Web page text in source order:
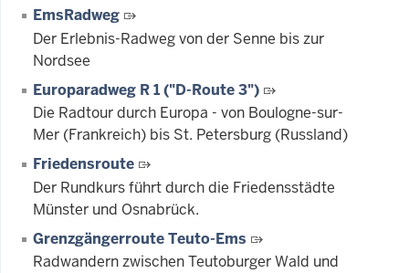
EmsRadweg
Der Erlebnis-Radweg von der Senne bis zur
Nordsee
Europaradweg R 1 ("D-Route 3")
Die Radtour durch Europa - von Boulogne-sur-
Mer (Frankreich) bis St. Petersburg (Russland)
Friedensroute
Der Rundkurs führt durch die Friedensstädte
Münster und Osnabrück.
Grenzgängerroute Teuto-Ems
Radwandern zwischen Teutoburger Wald und